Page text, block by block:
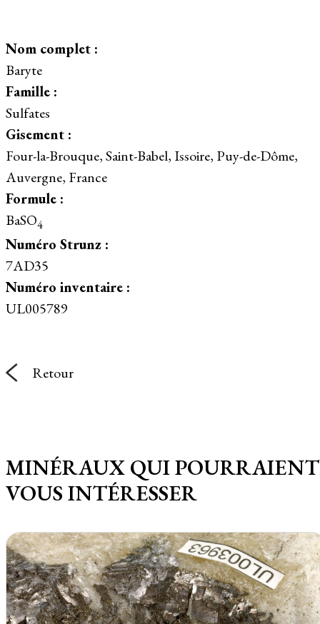
Nom complet :
Baryte
Famille :
Sulfates
Gisement :
Four-la-Brouque, Saint-Babel, Issoire, Puy-de-Dôme,
Auvergne, France
Formule :
BaSO4
Numéro Strunz :
7AD35
Numéro inventaire :
UL005789
Retour
MINÉRAUX QUI POURRAIENT
VOUS INTÉRESSER